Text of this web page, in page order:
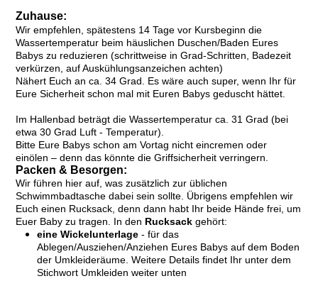
Zuhause:
Wir empfehlen, spätestens 14 Tage vor Kursbeginn die
Wassertemperatur beim häuslichen Duschen/Baden Eures
Babys zu reduzieren (schrittweise in Grad-Schritten, Badezeit
verkürzen, auf Auskühlungsanzeichen achten)
Nähert Euch an ca. 34 Grad. Es wäre auch super, wenn Ihr für
Eure Sicherheit schon mal mit Euren Babys geduscht hättet.
Im Hallenbad beträgt die Wassertemperatur ca. 31 Grad (bei
etwa 30 Grad Luft - Temperatur).
Bitte Eure Babys schon am Vortag nicht eincremen oder
einölen – denn das könnte die Griffsicherheit verringern.
Packen & Besorgen:
Wir führen hier auf, was zusätzlich zur üblichen
Schwimmbadtasche dabei sein sollte. Übrigens empfehlen wir
Euch einen Rucksack, denn dann habt Ihr beide Hände frei, um
Euer Baby zu tragen. In den Rucksack gehört:
eine Wickelunterlage - für das
Ablegen/Ausziehen/Anziehen Eures Babys auf dem Boden
der Umkleideräume. Weitere Details findet Ihr unter dem
Stichwort Umkleiden weiter unten